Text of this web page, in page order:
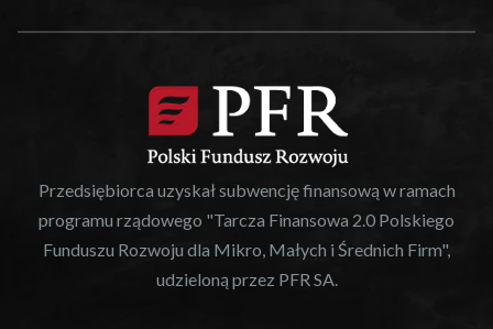
Przedsiębiorca uzyskał subwencję finansową w ramach
programu rządowego "Tarcza Finansowa 2.0 Polskiego
Funduszu Rozwoju dla Mikro, Małych i Średnich Firm",
udzieloną przez PFR SA.